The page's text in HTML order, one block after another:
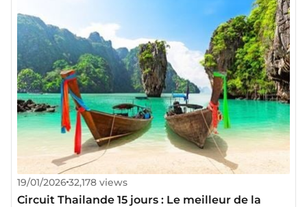
19/01/202632,178 views
Circuit Thailande 15 jours : Le meilleur de la